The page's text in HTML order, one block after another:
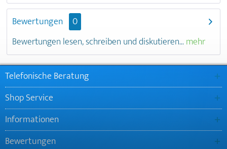
Bewertungen
0
Bewertungen lesen, schreiben und diskutieren... mehr
Telefonische Beratung
Shop Service
Informationen
Bewertungen